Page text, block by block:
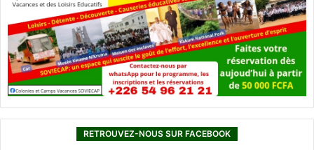
RETROUVEZ-NOUS SUR FACEBOOK